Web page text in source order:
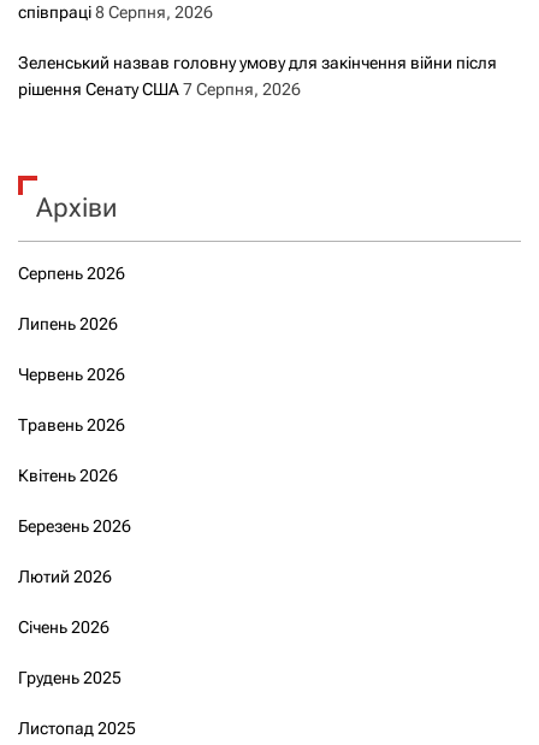
співпраці8 Серпня, 2026
Зеленський назвав головну умову для закінчення війни після
рішення Сенату США7 Серпня, 2026
Архіви
Серпень 2026
Липень 2026
Червень 2026
Травень 2026
Квітень 2026
Березень 2026
Лютий 2026
Січень 2026
Грудень 2025
Листопад 2025